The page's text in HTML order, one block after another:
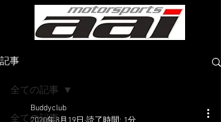
記事
全ての記事
全ての記事
Buddyclub